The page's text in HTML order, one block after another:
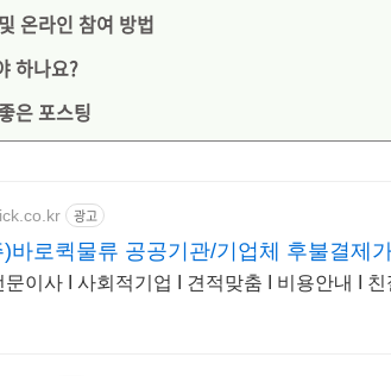
온라인 참여 방법
하나요?
은 포스팅
광고
바로퀵물류 공공기관/기업체 후불결제
이사 I 사회적기업 I 견적맞춤 I 비용안내 I